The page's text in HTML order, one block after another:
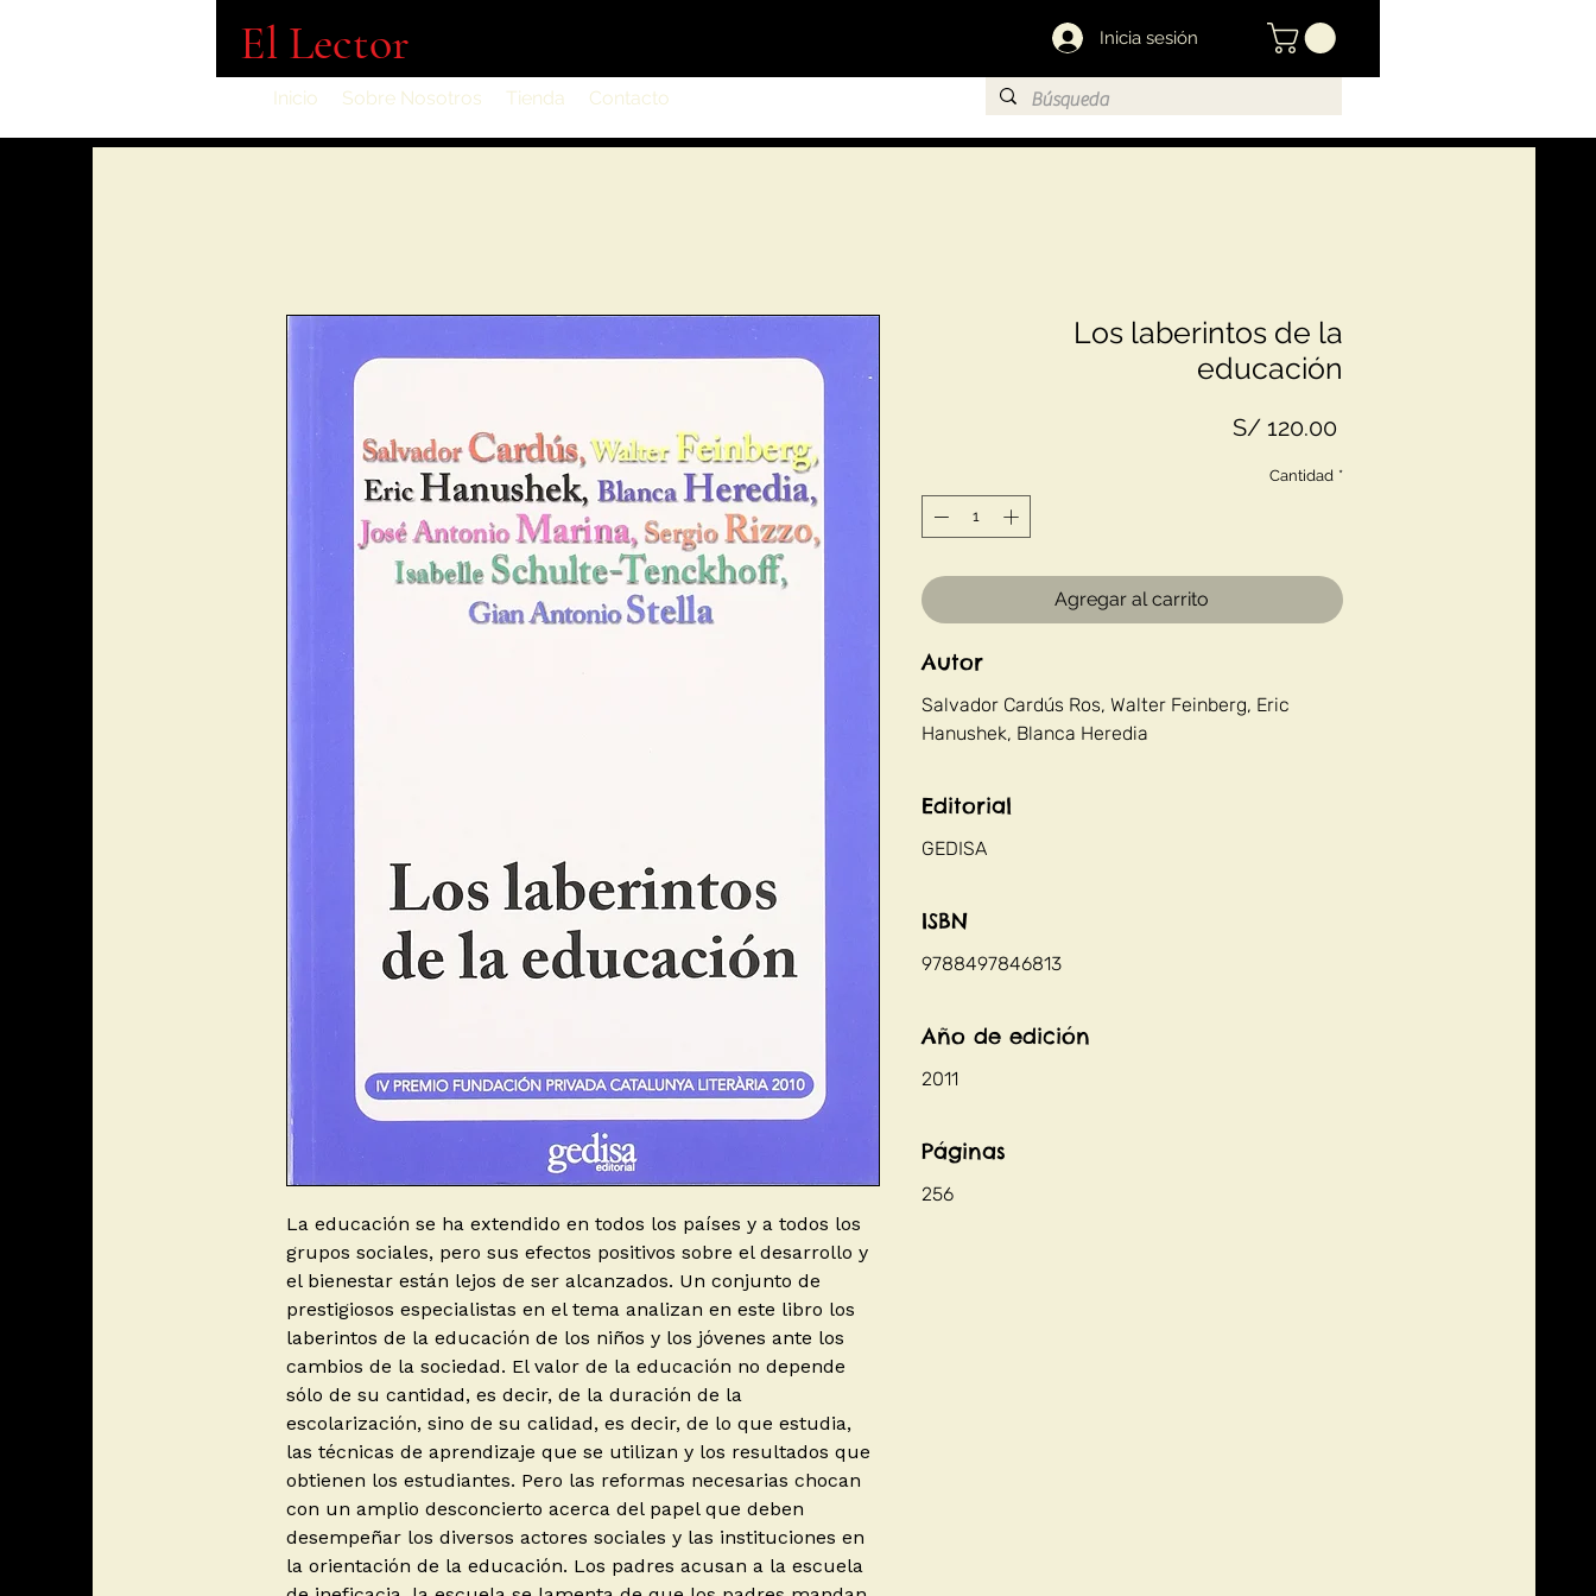
El Lector Inicia sesión
Inicio Sobre Nosotros Tienda Contacto
La educación se ha extendido en todos los países y a todos los
grupos sociales, pero sus efectos positivos sobre el desarrollo y
el bienestar están lejos de ser alcanzados. Un conjunto de
prestigiosos especialistas en el tema analizan en este libro los
laberintos de la educación de los niños y los jóvenes ante los
cambios de la sociedad. El valor de la educación no depende
sólo de su cantidad, es decir, de la duración de la
escolarización, sino de su calidad, es decir, de lo que estudia,
las técnicas de aprendizaje que se utilizan y los resultados que
obtienen los estudiantes. Pero las reformas necesarias chocan
con un amplio desconcierto acerca del papel que deben
desempeñar los diversos actores sociales y las instituciones en
la orientación de la educación. Los padres acusan a la escuela
Los laberintos de la
educación
S/ 120.00Precio
Cantidad *
Agregar al carrito
Autor
Salvador Cardús Ros, Walter Feinberg, Eric
Hanushek, Blanca Heredia
Editorial
GEDISA
ISBN
9788497846813
Año de edición
2011
Páginas
256